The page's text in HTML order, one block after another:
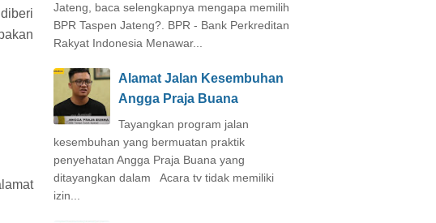
Jateng, baca selengkapnya mengapa memilih
BPR Taspen Jateng?. BPR - Bank Perkreditan
Rakyat Indonesia Menawar...
Alamat Jalan Kesembuhan
Angga Praja Buana
Tayangkan program jalan
kesembuhan yang bermuatan praktik
penyehatan Angga Praja Buana yang
ditayangkan dalam Acara tv tidak memiliki
izin...